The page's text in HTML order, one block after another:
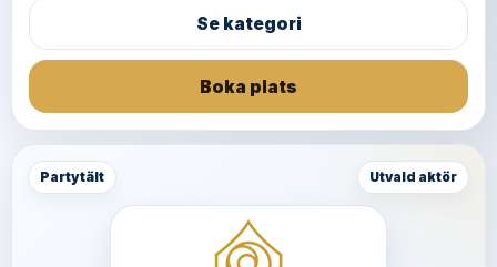
Se kategori
Boka plats
Partytält Utvald aktör